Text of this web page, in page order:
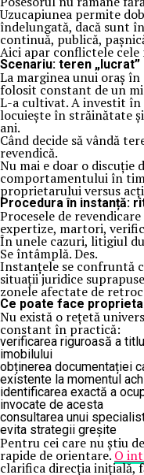
Uzucapiunea permite
îndelungată, dacă sunt
continuă, publică,
Aici apar conflictele cele
Scenariu: teren „lucrat”
La marginea unui oraș
folosit constant de un
L-a cultivat. A investit
locuiește în străinătate
ani.
Când decide să vândă
revendică.
Nu mai e doar o discuție
comportamentului în
proprietarului versus
Procedura în instanță:
Procesele de
expertize, martori,
În unele cazuri, litigiul
Se întâmplă. Des.
Instanțele se confruntă
situații juridice
zonele afectate de
Ce poate face
Nu există o rețetă
constant în practică:
verificarea riguroasă a
imobilului
obținerea documentației
existente la momentul
identificarea exactă a
invocate de acesta
consultarea unui
evita strategii greșite
Pentru cei care nu știu
rapide de orientare. O
clarifica direcția inițială,